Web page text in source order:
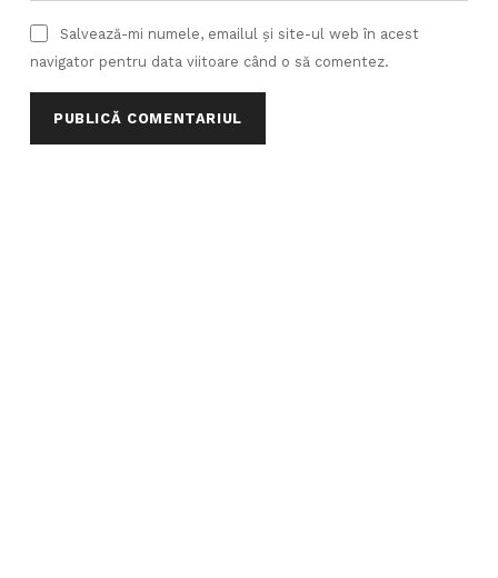
Salvează-mi numele, emailul și site-ul web în acest
navigator pentru data viitoare când o să comentez.